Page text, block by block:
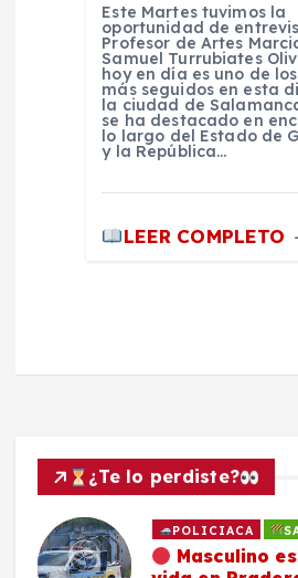
Este Martes tuvimos la
oportunidad de
Profesor de Artes
Samuel Turrubiates
hoy en día es uno de
más seguidos en esta
la ciudad de
se ha destacado en
lo largo del Estado de
y la República…
LEER COMPLETO
¿Te lo perdiste?
POLICIACA
Masculino